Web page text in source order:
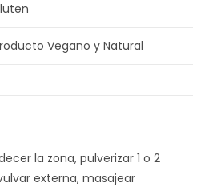
Vegano y Natural
la zona, pulverizar 1 o 2
externa, masajear